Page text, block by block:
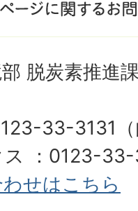
脱炭素推進
33-3131（
ス ：0123-
せはこちら